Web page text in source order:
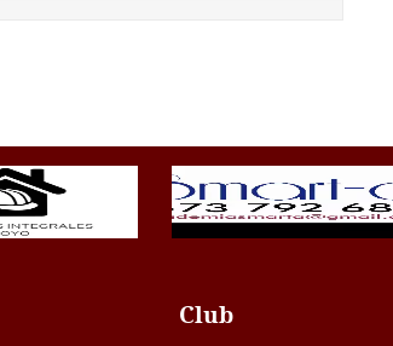
Club